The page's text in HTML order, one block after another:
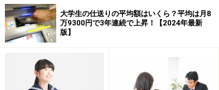
本当に習い事は早ければ早いほどいいの？
最近は、幼児向け学習塾や英語塾などがこぞって「早け
れば早いほど効果的！」と謳った広告を出しています。
大学生の仕送りの平均額はいくら？平均は月8
万9300円で3年連続で上昇！【2024年最新
版】